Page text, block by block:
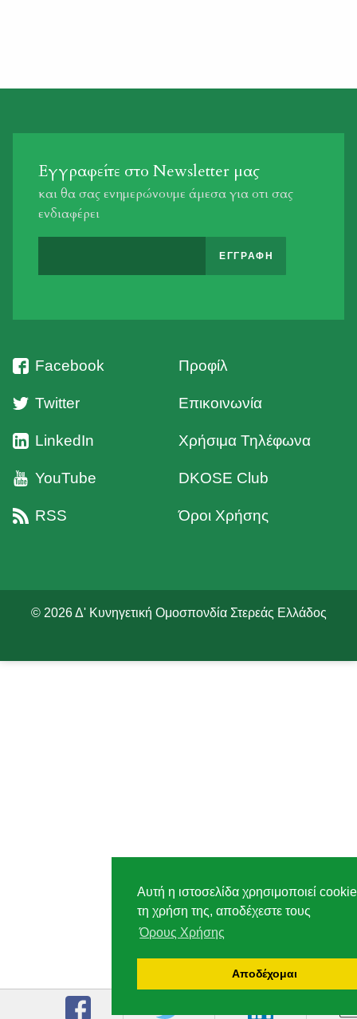
Αυτή η ιστοσελίδα χρησιμοποιεί
τη χρήση της, αποδέχεστε τους
Όρους Χρήσης
Αποδέχομαι
Εγγραφείτε στο Newsletter μας
και θα σας ενημερώνουμε άμεσα για οτι σας
ενδιαφέρει
Facebook
Twitter
LinkedIn
YouTube
RSS
Προφίλ
Επικοινωνία
Χρήσιμα Τηλέφωνα
DKOSE Club
Όροι Χρήσης
© 2026 Δ' Κυνηγετική Ομοσπονδία Στερεάς Ελλάδος